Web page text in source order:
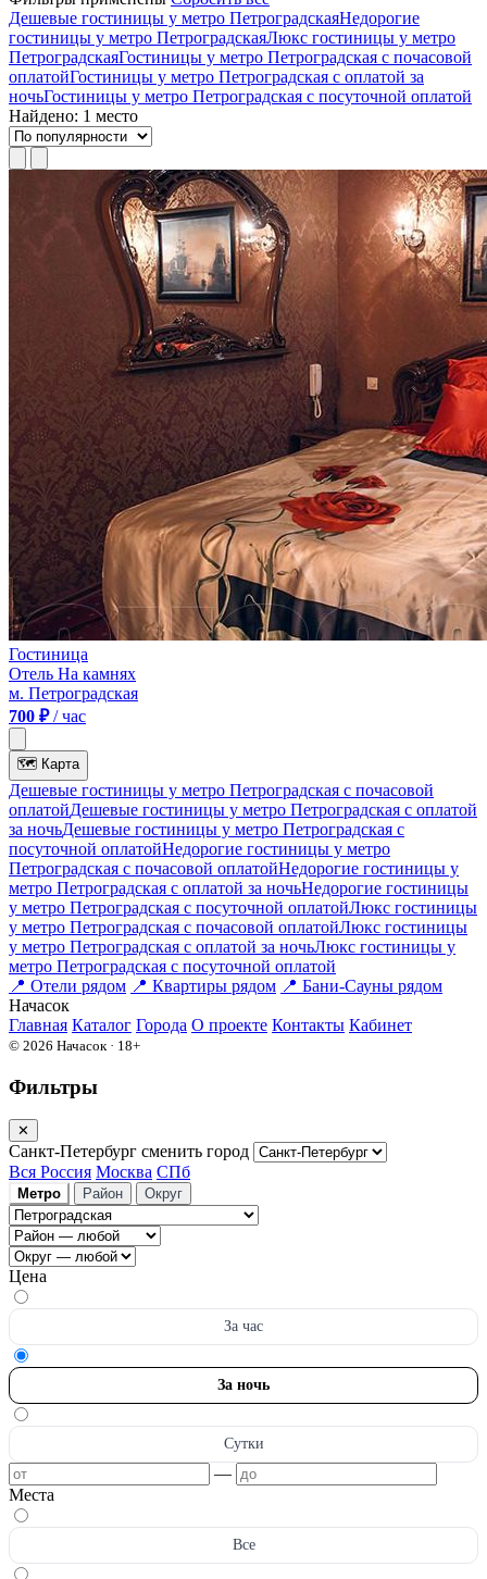
Дешевые гостиницы у метро ПетроградскаяНедорогие
гостиницы у метро ПетроградскаяЛюкс гостиницы у метро
ПетроградскаяГостиницы у метро Петроградская c почасовой
оплатойГостиницы у метро Петроградская с оплатой за
ночьГостиницы у метро Петроградская c посуточной оплатой
Найдено: 1 место
Гостиница
Отель На камнях
м. Петроградская
700 ₽/ час
🗺 Карта
Дешевые гостиницы у метро Петроградская c почасовой
оплатойДешевые гостиницы у метро Петроградская с оплатой
за ночьДешевые гостиницы у метро Петроградская c
посуточной оплатойНедорогие гостиницы у метро
Петроградская c почасовой оплатойНедорогие гостиницы у
метро Петроградская с оплатой за ночьНедорогие гостиницы
у метро Петроградская c посуточной оплатойЛюкс гостиницы
у метро Петроградская c почасовой оплатойЛюкс гостиницы
у метро Петроградская с оплатой за ночьЛюкс гостиницы у
метро Петроградская c посуточной оплатой
📍 Отели рядом 📍 Квартиры рядом 📍 Бани-Сауны рядом
Начасок
Главная Каталог Города О проекте Контакты Кабинет
© 2026 Начасок · 18+
Фильтры
✕
Санкт-Петербург сменить город
Вся Россия Москва СПб
Метро Район Округ
Цена
За час
За ночь
Сутки
—
Места
Все